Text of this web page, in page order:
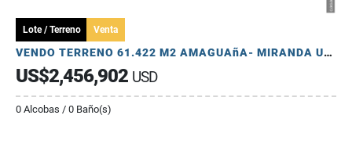
Lote / Terreno Venta
VENDO TERRENO 61.422 M2 AMAGUAñA- MIRANDA USO MULTIPLE
US$2,456,902 USD
0 Alcobas / 0 Baño(s)